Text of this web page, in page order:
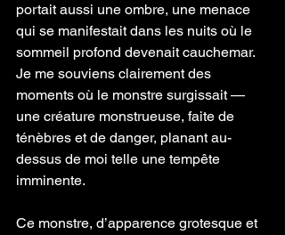
portait aussi une ombre, une menace
qui se manifestait dans les nuits où le
sommeil profond devenait cauchemar.
Je me souviens clairement des
moments où le monstre surgissait —
une créature monstrueuse, faite de
ténèbres et de danger, planant au-
dessus de moi telle une tempête
imminente.
Ce monstre, d’apparence grotesque et